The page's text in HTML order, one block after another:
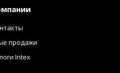
продажи
Intex